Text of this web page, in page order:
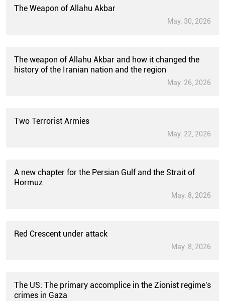
The Weapon of Allahu Akbar
May. 30, 2026
The weapon of Allahu Akbar and how it changed the
history of the Iranian nation and the region
May. 26, 2026
Two Terrorist Armies
May. 22, 2026
A new chapter for the Persian Gulf and the Strait of
Hormuz
May. 8, 2026
Red Crescent under attack
May. 8, 2026
The US: The primary accomplice in the Zionist regime's
crimes in Gaza